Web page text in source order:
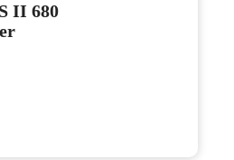
II 680